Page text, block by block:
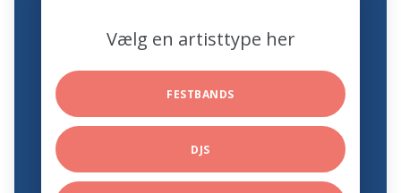
Vælg en artisttype her
FESTBANDS
DJS